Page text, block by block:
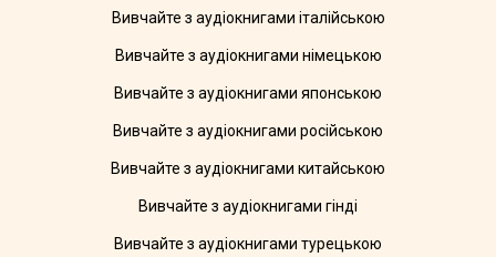
Вивчайте з аудіокнигами італійською
Вивчайте з аудіокнигами німецькою
Вивчайте з аудіокнигами японською
Вивчайте з аудіокнигами російською
Вивчайте з аудіокнигами китайською
Вивчайте з аудіокнигами гінді
Вивчайте з аудіокнигами турецькою